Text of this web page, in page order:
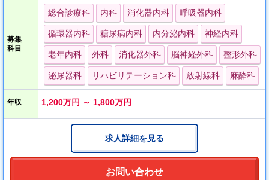
MRI・DSA・マンモグラフィーを始めとする最新設備を更新し、電
子カルテ、PACSシステムも導入済みです。
健診センターも併設し、予防医療から急性期医療、リハビリテー
ション医療、療養期医療まで総合的な診療を手がけておりますの
で、専門性を持った医師から若手医師まで、キャリアに応じて活
躍できる環境があります。
募集
科目
総合診療科 内科 消化器内科 呼吸器内科
循環器内科 糖尿病内科 内分泌内科 神経内科
老年内科 外科 消化器外科 脳神経外科 整形外科
泌尿器科 リハビリテーション科 放射線科 麻酔科
年収 1,200万円 ～ 1,800万円
求人詳細を見る
お問い合わせ